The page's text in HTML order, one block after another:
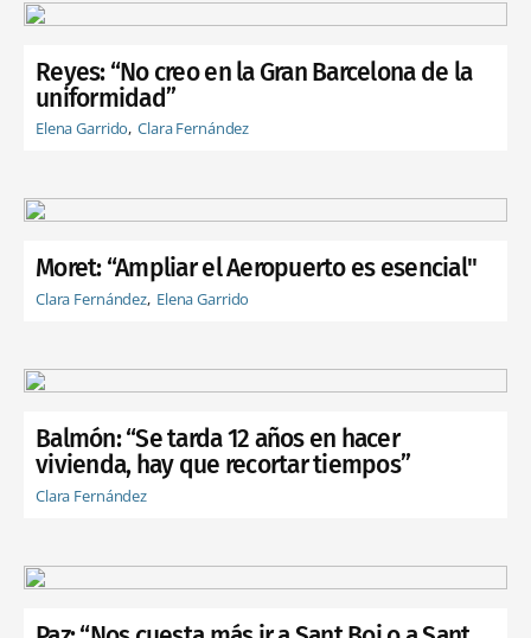
Reyes: “No creo en la Gran Barcelona de la
uniformidad”
Elena Garrido Clara Fernández
Moret: “Ampliar el Aeropuerto es esencial"
Clara Fernández Elena Garrido
Balmón: “Se tarda 12 años en hacer
vivienda, hay que recortar tiempos”
Clara Fernández